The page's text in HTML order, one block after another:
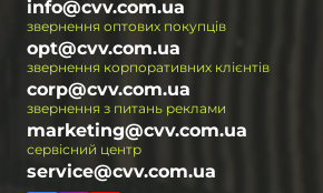
info@cvv.com.ua
звернення оптових покупців
opt@cvv.com.ua
звернення корпоративних клієнтів
corp@cvv.com.ua
звернення з питань реклами
marketing@cvv.com.ua
сервісний центр
service@cvv.com.ua